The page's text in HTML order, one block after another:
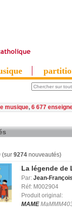
musique, 6 677
(sur 9274 nouveautés)
La légende de
Par: Jean-
Réf: M002904
Produit original:
MAME